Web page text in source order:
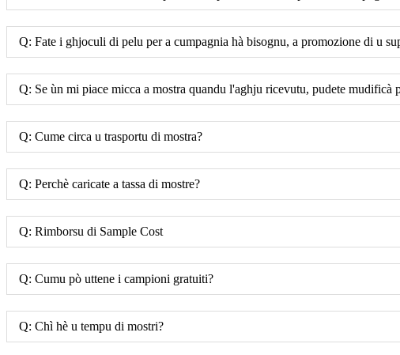
Q: Fate i ghjoculi di pelu per a cumpagnia hà bisognu, a promozione di u
Q: Se ùn mi piace micca a mostra quandu l'aghju ricevutu, pudete mudificà
Q: Cume circa u trasportu di mostra?
Q: Perchè caricate a tassa di mostre?
Q: Rimborsu di Sample Cost
Q: Cumu pò uttene i campioni gratuiti?
Q: Chì hè u tempu di mostri?